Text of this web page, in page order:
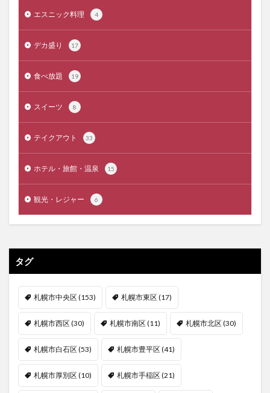
エスニック料理 4
デカ盛り 17
食べ放題 19
スイーツ 8
テイクアウト 33
ホテル・旅館・温泉 15
観光・レジャー 6
タグ
札幌市中央区(153) 札幌市東区(17)
札幌市西区(30) 札幌市南区(11) 札幌市北区(30)
札幌市白石区(53) 札幌市豊平区(41)
札幌市厚別区(10) 札幌市手稲区(21)